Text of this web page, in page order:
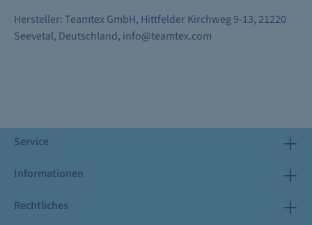
Hersteller: Teamtex GmbH, Hittfelder Kirchweg 9-13, 21220
Seevetal, Deutschland, info@teamtex.com
Service
Informationen
Rechtliches